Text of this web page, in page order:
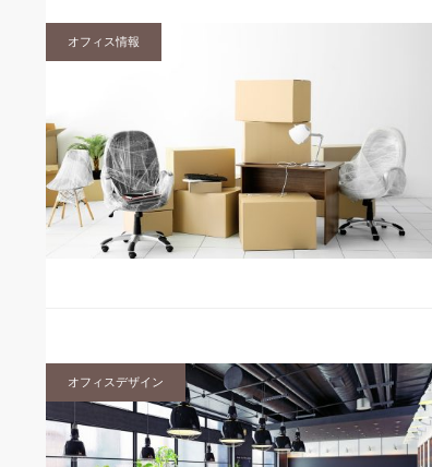
オフィス情報
オフィスデザイン